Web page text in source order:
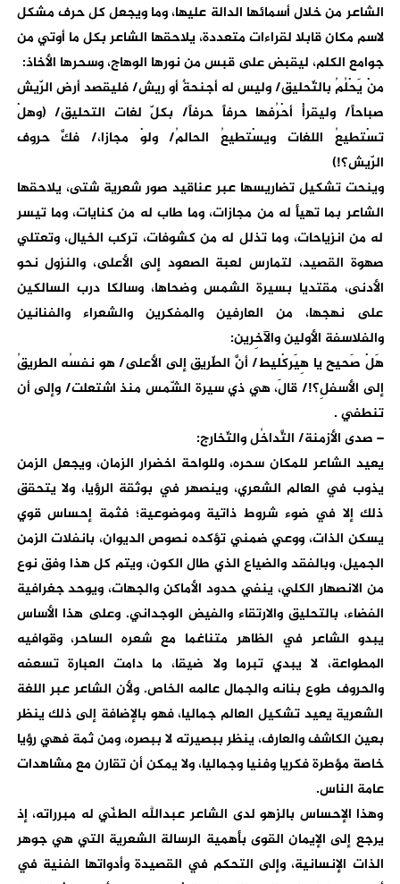
الشاعر من خلال أسمائها الدالة عليها، وما ويجعل كل حرف مشكل
لاسم مكان قابلا لقراءات متعددة، يلاحقها الشاعر بكل ما أوتي من
جوامع الكلم، ليقبض على قبس من نورها الوهاج، وسحرها الأخاذ:
منْ يَحْلُمُ بالتّحليق/ وليس له أجنحةٌ أو ريش/ فليقصد أرض الرّيش
صباحاً/ وليقرأْ أحْرُفها حرفاً حرفاً/ بكلّ لغات التحليق/ (وهلْ
تسْتطيعُ اللغات ويسْتطيعُ الحالمُ/ ولوْ مجازا،/ فكَّ حروف
الرّيش؟!)
وينحت تشكيل تضاريسها عبر عناقيد صور شعرية شتى، يلاحقها
الشاعر بما تهيأ له من مجازات، وما طاب له من كنايات، وما تيسر
له من انزياحات، وما تذلل له من كشوفات، تركب الخيال، وتعتلي
صهوة القصيد، لتمارس لعبة الصعود إلى الأعلى، والنزول نحو
الأدنى، مقتديا بسيرة الشمس وضحاها، وسالكا درب السالكين
على نهجها، من العارفين والمفكرين والشعراء والفنانين
والفلاسفة الأولين والآخِرين:
هَلْ صَحيح يا هِيَركْليط/ أنَّ الطّريق إلى الأعلى/ هو نفسُه الطريقُ
إلى الأسفلِ؟!/ قالَ، هي ذي سيرة الشّمس منذ اشتعلت/ وإلى أن
تنطفي .
– صدى الأزمنة/ التَّداخُل والتّخارج:
يعيد الشاعر للمكان سحره، وللواحة اخضرار الزمان، ويجعل الزمن
يذوب في العالم الشعري، وينصهر في بوثقة الرؤيا، ولا يتحقق
ذلك إلا في ضوء شروط ذاتية وموضوعية؛ فثمة إحساس قوي
يسكن الذات، ووعي ضمني تؤكده نصوص الديوان، بانفلات الزمن
الجميل، وبالفقد والضياع الذي طال الكون، ويتم كل هذا وفق نوع
من الانصهار الكلي، ينفي حدود الأماكن والجهات، ويوحد جغرافية
الفضاء، بالتحليق والارتقاء والفيض الوجداني. وعلى هذا الأساس
يبدو الشاعر في الظاهر متناغما مع شعره الساحر، وقوافيه
المطواعة، لا يبدي تبرما ولا ضيقا، ما دامت العبارة تسعفه
والحروف طوع بنانه والجمال عالمه الخاص. ولأن الشاعر عبر اللغة
الشعرية يعيد تشكيل العالم جماليا، فهو بالإضافة إلى ذلك ينظر
بعين الكاشف والعارف، ينظر ببصيرته لا ببصره، ومن ثمة فهي رؤيا
خاصة مؤطرة فكريا وفنيا وجماليا، ولا يمكن أن تقارن مع مشاهدات
عامة الناس.
وهذا الإحساس بالزهو لدى الشاعر عبدالله الطنّي له مبرراته، إذ
يرجع إلى الإيمان القوى بأهمية الرسالة الشعرية التي هي جوهر
الذات الإنسانية، وإلى التحكم في القصيدة وأدواتها الفنية في